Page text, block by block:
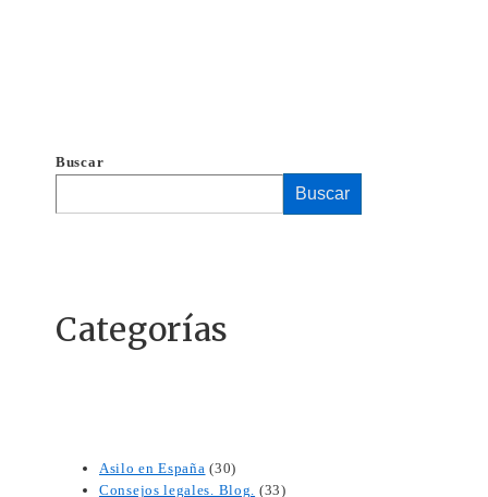
Buscar
Buscar
Categorías
Asilo en España (30)
Consejos legales. Blog. (33)